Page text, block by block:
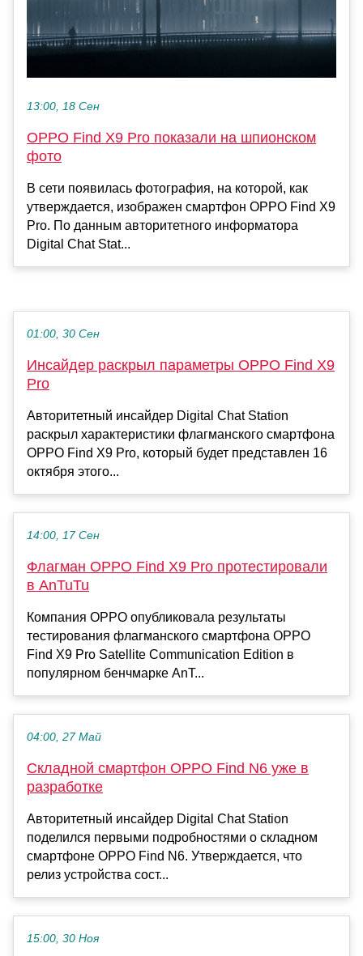
13:00, 18 Сен
OPPO Find X9 Pro показали на шпионском
фото
В сети появилась фотография, на которой, как
утверждается, изображен смартфон OPPO Find X9
Pro. По данным авторитетного информатора
Digital Chat Stat...
01:00, 30 Сен
Инсайдер раскрыл параметры OPPO Find X9
Pro
Авторитетный инсайдер Digital Chat Station
раскрыл характеристики флагманского смартфона
OPPO Find X9 Pro, который будет представлен 16
октября этого...
14:00, 17 Сен
Флагман OPPO Find X9 Pro протестировали
в AnTuTu
Компания OPPO опубликовала результаты
тестирования флагманского смартфона OPPO
Find X9 Pro Satellite Communication Edition в
популярном бенчмарке AnT...
04:00, 27 Май
Складной смартфон OPPO Find N6 уже в
разработке
Авторитетный инсайдер Digital Chat Station
поделился первыми подробностями о складном
смартфоне OPPO Find N6. Утверждается, что
релиз устройства сост...
15:00, 30 Ноя